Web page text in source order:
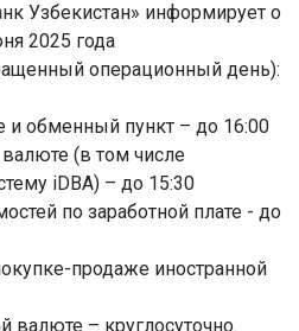
Узбекистан» информирует о
2025 года
операционный день):
и обменный пункт – до 16:00
(в том числе
iDBA) – до 15:30
по заработной плате - до
продаже иностранной
валюте – круглосуточно.